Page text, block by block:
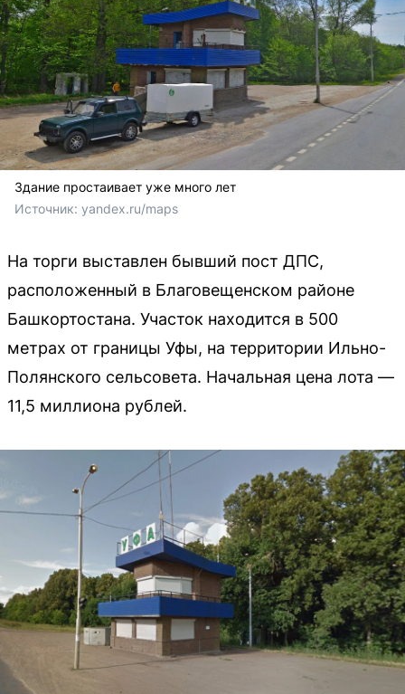
Здание простаивает уже много лет
Источник: yandex.ru/maps
На торги выставлен бывший пост ДПС,
расположенный в Благовещенском районе
Башкортостана. Участок находится в 500
метрах от границы Уфы, на территории Ильно-
Полянского сельсовета. Начальная цена лота —
11,5 миллиона рублей.